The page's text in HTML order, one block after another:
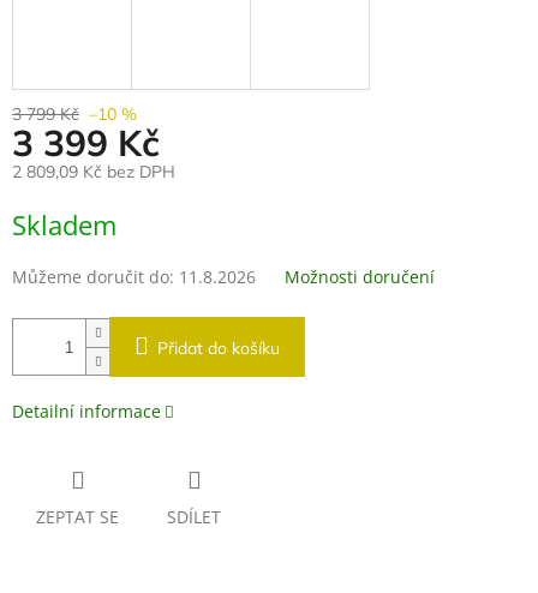
3 799 Kč –10 %
3 399 Kč
2 809,09 Kč bez DPH
cena:
Skladem
Můžeme doručit do: 11.8.2026 Možnosti doručení
Přidat do košíku
Detailní informace
ZEPTAT SE SDÍLET